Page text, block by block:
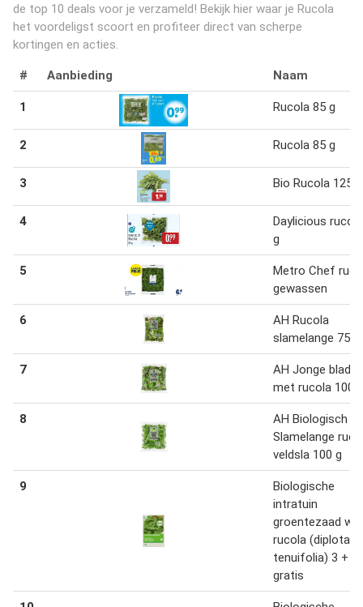
de top 10 deals voor je verzameld! Bekijk hier waar je Rucola
het voordeligst scoort en profiteer direct van scherpe
kortingen en acties.
# Aanbieding Naam
1 Rucola 85 g
2 Rucola 85 g
3 Bio Rucola 125 g
4
Daylicious
g
5
Metro Chef
gewassen
6
AH Rucola
slamelange 75 g
7
AH Jonge
met rucola 100 g
8
AH Biologisch
Slamelange
veldsla 100 g
9
Biologische
intratuin
groentezaad
rucola
tenuifolia) 3 + 2
gratis